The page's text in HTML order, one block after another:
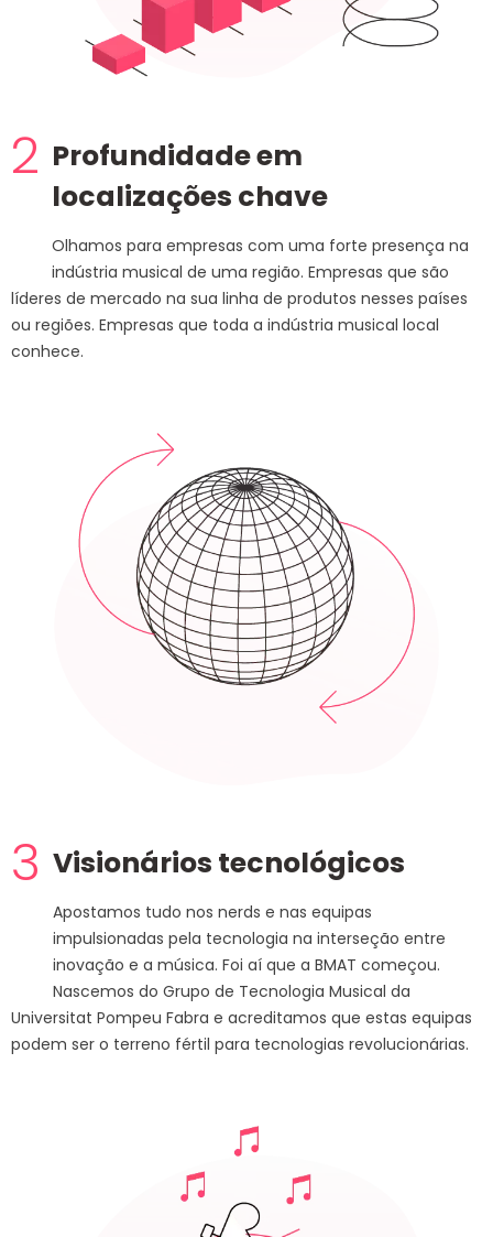
2 Profundidade em
localizações chave
Olhamos para empresas com uma forte presença na
indústria musical de uma região. Empresas que são
líderes de mercado na sua linha de produtos nesses países
ou regiões. Empresas que toda a indústria musical local
conhece.
3 Visionários tecnológicos
Apostamos tudo nos nerds e nas equipas
impulsionadas pela tecnologia na interseção entre
inovação e a música. Foi aí que a BMAT começou.
Nascemos do Grupo de Tecnologia Musical da
Universitat Pompeu Fabra e acreditamos que estas equipas
podem ser o terreno fértil para tecnologias revolucionárias.